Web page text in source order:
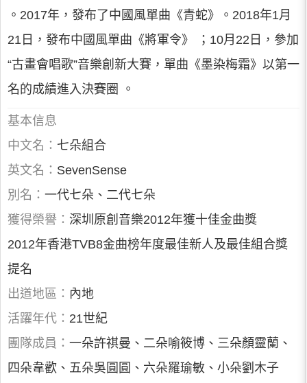
。2017年，發布了中國風單曲《青蛇》。2018年1月
21日，發布中國風單曲《將軍令》 ；10月22日，參加
“古畫會唱歌”音樂創新大賽，單曲《墨染梅霜》以第一
名的成績進入決賽圈 。
基本信息
中文名： 七朵組合
英文名： SevenSense
別名： 一代七朵、二代七朵
獲得榮譽： 深圳原創音樂2012年獲十佳金曲獎
2012年香港TVB8金曲榜年度最佳新人及最佳組合獎
提名
出道地區： 內地
活躍年代： 21世紀
團隊成員： 一朵許祺曼、二朵喻筱博、三朵顏靈蘭、
四朵韋歡、五朵吳圓圓、六朵羅瑜敏、小朵劉木子